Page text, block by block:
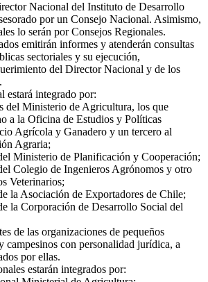
Nacional del Instituto de Desarrollo
por un Consejo Nacional. Asimismo,
lo serán por Consejos Regionales.
emitirán informes y atenderán consultas
sectoriales y su ejecución,
del Director Nacional y de los
integrado por:
del Ministerio de Agricultura, los que
a la Oficina de Estudios y Políticas
Agrícola y Ganadero y un tercero al
Agraria;
Ministerio de Planificación y Cooperación;
Colegio de Ingenieros Agrónomos y otro
Veterinarios;
la Asociación de Exportadores de Chile;
la Corporación de Desarrollo Social del
de las organizaciones de pequeños
campesinos con personalidad jurídica, a
por ellas.
estarán integrados por: